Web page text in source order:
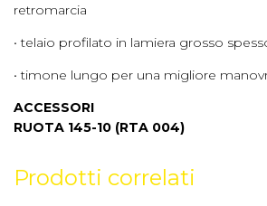
retromarcia
• telaio profilato in lamiera grosso
• timone lungo per una migliore
ACCESSORI
RUOTA 145-10 (RTA 004)
Prodotti correlati